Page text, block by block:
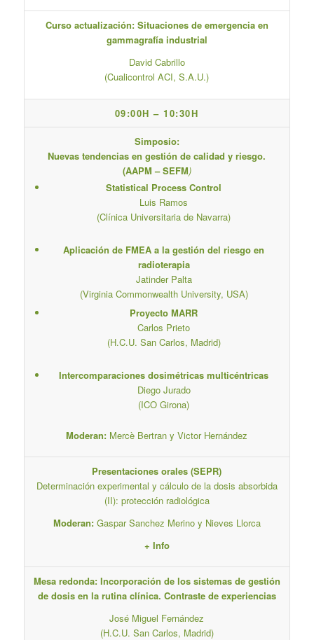
Curso actualización: Situaciones de emergencia en
gammagrafía industrial
David Cabrillo
(Cualicontrol ACI, S.A.U.)
09:00H – 10:30H
Simposio:
Nuevas tendencias en gestión de calidad y riesgo.
(AAPM – SEFM)
Statistical Process Control
Luis Ramos
(Clínica Universitaria de Navarra)
Aplicación de FMEA a la gestión del riesgo en
radioterapia
Jatinder Palta
(Virginia Commonwealth University, USA)
Proyecto MARR
Carlos Prieto
(H.C.U. San Carlos, Madrid)
Intercomparaciones dosimétricas multicéntricas
Diego Jurado
(ICO Girona)
Moderan: Mercè Bertran y Victor Hernández
Presentaciones orales (SEPR)
Determinación experimental y cálculo de la dosis absorbida
(II): protección radiológica
Moderan:Gaspar Sanchez Merino y Nieves Llorca
+ Info
Mesa redonda: Incorporación de los sistemas de gestión
de dosis en la rutina clínica. Contraste de experiencias
José Miguel Fernández
(H.C.U. San Carlos, Madrid)